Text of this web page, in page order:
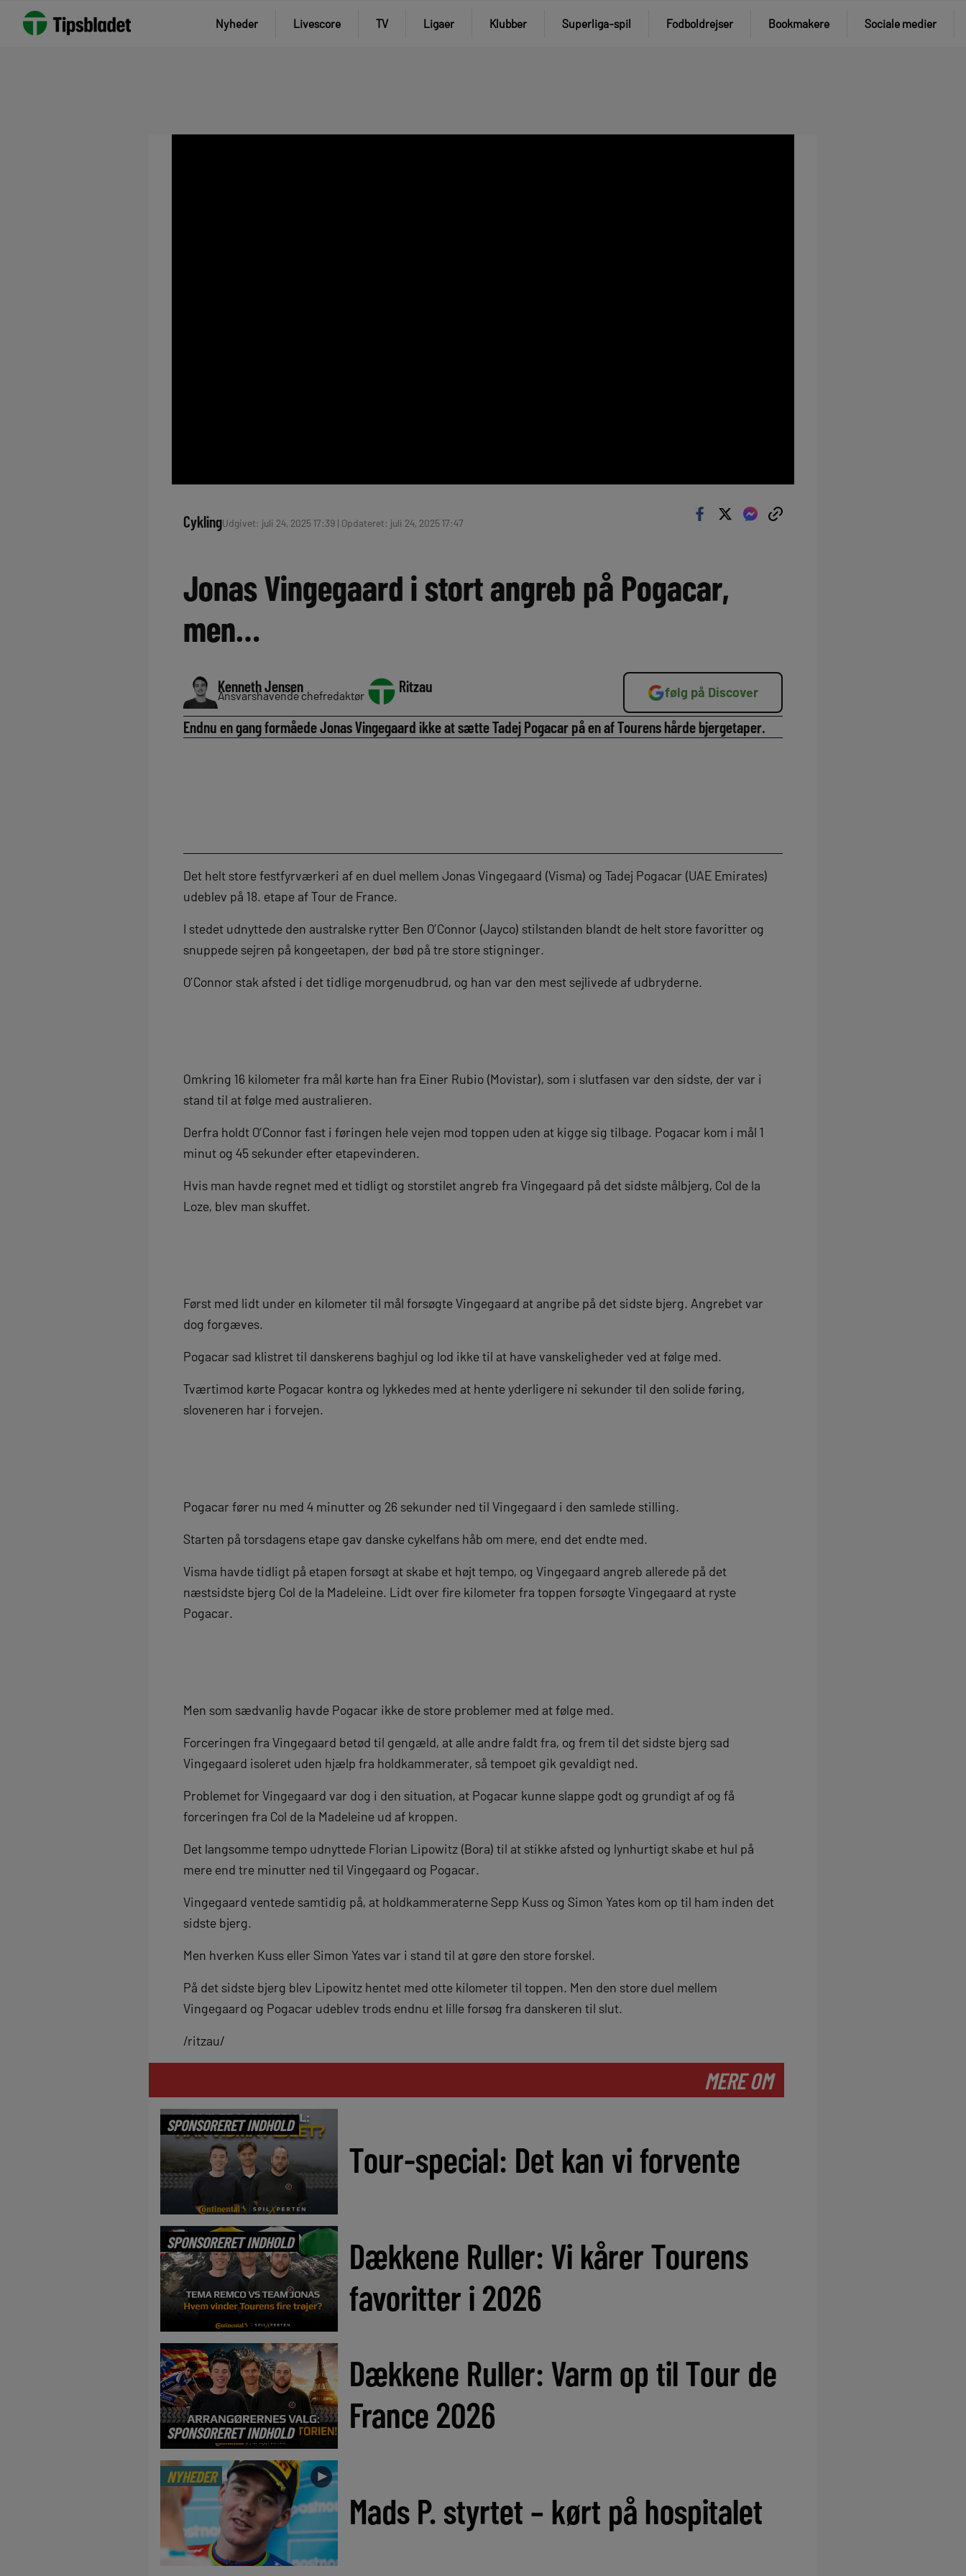
Nyheder Livescore TV Ligaer Klubber Superliga-spil Fodboldrejser Bookmakere Sociale medier
CyklingUdgivet: juli 24, 2025 17:39 | Opdateret: juli 24, 2025 17:47
Jonas Vingegaard i stort angreb på Pogacar,
men…
Kenneth Jensen
Ansvarshavende chefredaktør
Ritzau følg på Discover
Endnu en gang formåede Jonas Vingegaard ikke at sætte Tadej Pogacar på en af Tourens hårde bjergetaper.
Det helt store festfyrværkeri af en duel mellem Jonas Vingegaard (Visma) og Tadej Pogacar (UAE Emirates)
udeblev på 18. etape af Tour de France.
I stedet udnyttede den australske rytter Ben O’Connor (Jayco) stilstanden blandt de helt store favoritter og
snuppede sejren på kongeetapen, der bød på tre store stigninger.
O’Connor stak afsted i det tidlige morgenudbrud, og han var den mest sejlivede af udbryderne.
Omkring 16 kilometer fra mål kørte han fra Einer Rubio (Movistar), som i slutfasen var den sidste, der var i
stand til at følge med australieren.
Derfra holdt O’Connor fast i føringen hele vejen mod toppen uden at kigge sig tilbage. Pogacar kom i mål 1
minut og 45 sekunder efter etapevinderen.
Hvis man havde regnet med et tidligt og storstilet angreb fra Vingegaard på det sidste målbjerg, Col de la
Loze, blev man skuffet.
Først med lidt under en kilometer til mål forsøgte Vingegaard at angribe på det sidste bjerg. Angrebet var
dog forgæves.
Pogacar sad klistret til danskerens baghjul og lod ikke til at have vanskeligheder ved at følge med.
Tværtimod kørte Pogacar kontra og lykkedes med at hente yderligere ni sekunder til den solide føring,
sloveneren har i forvejen.
Pogacar fører nu med 4 minutter og 26 sekunder ned til Vingegaard i den samlede stilling.
Starten på torsdagens etape gav danske cykelfans håb om mere, end det endte med.
Visma havde tidligt på etapen forsøgt at skabe et højt tempo, og Vingegaard angreb allerede på det
næstsidste bjerg Col de la Madeleine. Lidt over fire kilometer fra toppen forsøgte Vingegaard at ryste
Pogacar.
Men som sædvanlig havde Pogacar ikke de store problemer med at følge med.
Forceringen fra Vingegaard betød til gengæld, at alle andre faldt fra, og frem til det sidste bjerg sad
Vingegaard isoleret uden hjælp fra holdkammerater, så tempoet gik gevaldigt ned.
Problemet for Vingegaard var dog i den situation, at Pogacar kunne slappe godt og grundigt af og få
forceringen fra Col de la Madeleine ud af kroppen.
Det langsomme tempo udnyttede Florian Lipowitz (Bora) til at stikke afsted og lynhurtigt skabe et hul på
mere end tre minutter ned til Vingegaard og Pogacar.
Vingegaard ventede samtidig på, at holdkammeraterne Sepp Kuss og Simon Yates kom op til ham inden det
sidste bjerg.
Men hverken Kuss eller Simon Yates var i stand til at gøre den store forskel.
På det sidste bjerg blev Lipowitz hentet med otte kilometer til toppen. Men den store duel mellem
Vingegaard og Pogacar udeblev trods endnu et lille forsøg fra danskeren til slut.
/ritzau/
MERE OM
SPONSORERET INDHOLD
Tour-special: Det kan vi forvente
SPONSORERET INDHOLD
Dækkene Ruller: Vi kårer Tourens
favoritter i 2026
SPONSORERET INDHOLD
Dækkene Ruller: Varm op til Tour de
France 2026
NYHEDER ►
Mads P. styrtet – kørt på hospitalet